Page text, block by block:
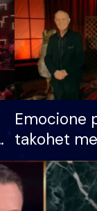
Emocione
takohet
vajzën
S’kemi
apo jo?